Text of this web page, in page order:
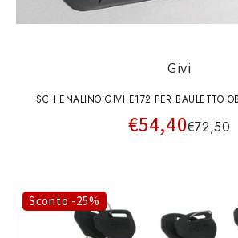
Givi
SCHIENALINO GIVI E172 PER BAULETTO
OBK58NA-OBK58NB
€54,40€72,50
Sconto -25%